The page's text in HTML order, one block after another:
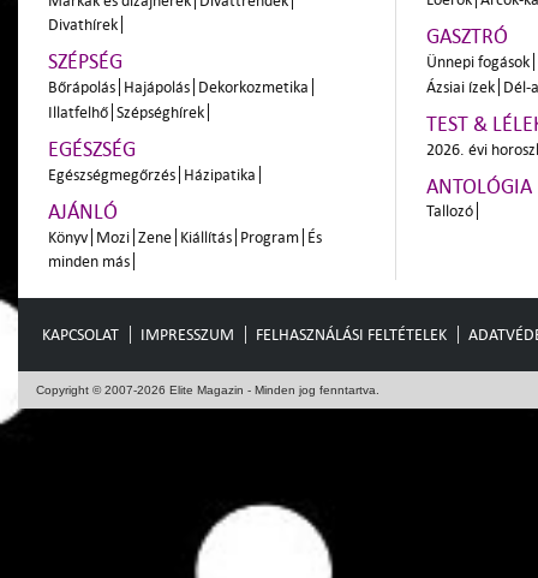
Divathírek
SZÉPSÉG
Bőrápolás Hajápolás Dekorkozmetika
Illatfelhő Szépséghírek
EGÉSZSÉG
Egészségmegőrzés Házipatika
AJÁNLÓ
Könyv Mozi Zene Kiállítás Program És
minden más
GASZTRÓ
Ünnepi fogások
Ázsiai ízek Dél-
TEST &
2026. évi
ANTOLÓGIA
Tallozó
KAPCSOLAT IMPRESSZUM FELHASZNÁLÁSI FELTÉTELEK
Copyright © 2007-2026 Elite Magazin - Minden jog fenntartva.